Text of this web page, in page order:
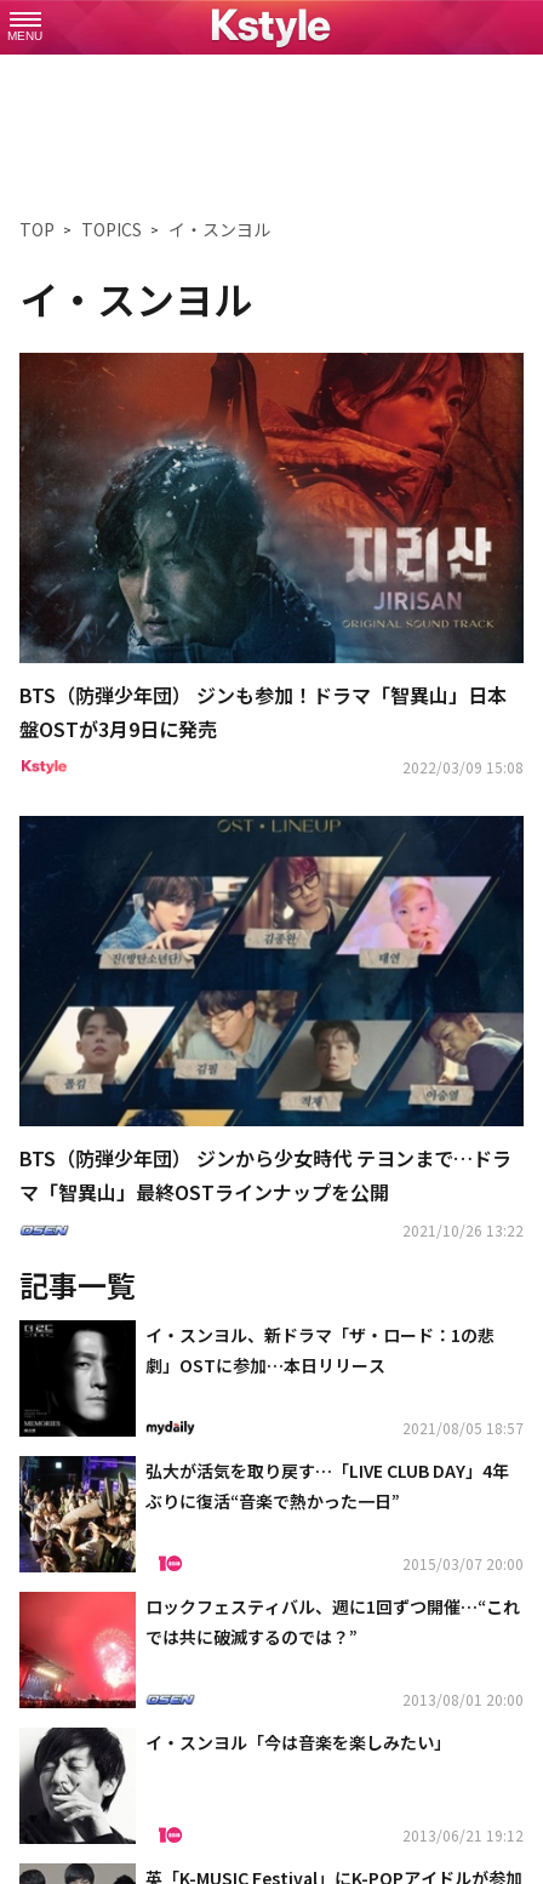
MENU
TOP TOPICS イ・スンヨル
イ・スンヨル
BTS（防弾少年団） ジンも参加！ドラマ「智異山」日本
盤OSTが3月9日に発売
2022/03/09 15:08
BTS（防弾少年団） ジンから少女時代 テヨンまで…ドラ
マ「智異山」最終OSTラインナップを公開
2021/10/26 13:22
記事一覧
イ・スンヨル、新ドラマ「ザ・ロード：1の悲
劇」OSTに参加…本日リリース
2021/08/05 18:57
弘大が活気を取り戻す…「LIVE CLUB DAY」4年
ぶりに復活“音楽で熱かった一日”
2015/03/07 20:00
ロックフェスティバル、週に1回ずつ開催…“これ
では共に破滅するのでは？”
2013/08/01 20:00
イ・スンヨル「今は音楽を楽しみたい」
2013/06/21 19:12
英「K-MUSIC Festival」にK-POPアイドルが参加